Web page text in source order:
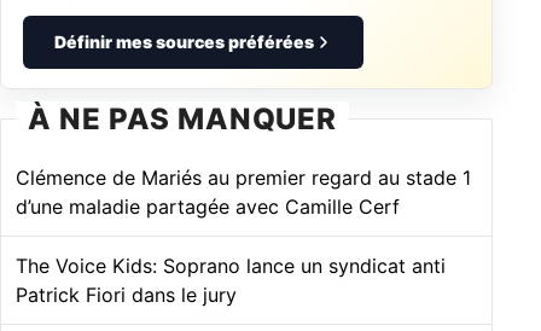
Définir mes sources préférées
À NE PAS MANQUER
Clémence de Mariés au premier regard au stade 1
d’une maladie partagée avec Camille Cerf
The Voice Kids: Soprano lance un syndicat anti
Patrick Fiori dans le jury